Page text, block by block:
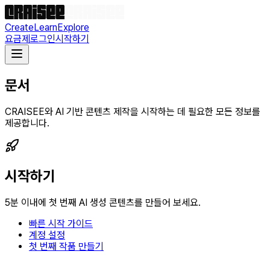
CreateLearnExplore
요금제로그인시작하기
문서
CRAISEE와 AI 기반 콘텐츠 제작을 시작하는 데 필요한 모든 정보를
제공합니다.
시작하기
5분 이내에 첫 번째 AI 생성 콘텐츠를 만들어 보세요.
빠른 시작 가이드
계정 설정
첫 번째 작품 만들기